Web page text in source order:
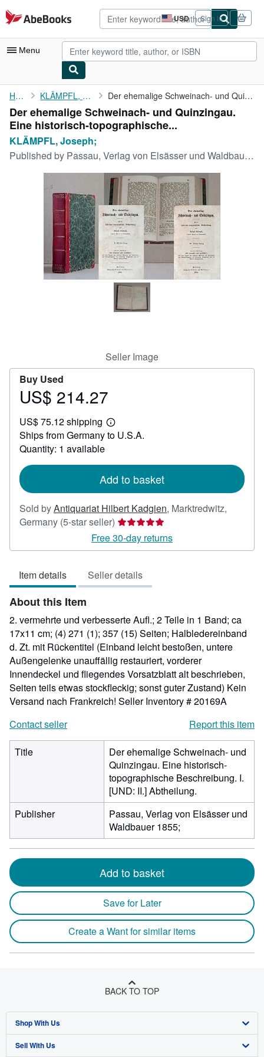
Skip to main content
AbeBooks.com USD
Site
shopping
preferences
Sign in
Menu
My Account
My Purchases
Advanced Search
Browse Collections
Art & Collectibles
Start Selling
CLOSE
Home KLÄMPFL, Joseph; Der ehemalige Schweinach- und Quinzingau. Eine ...
Der ehemalige Schweinach- und Quinzingau.
Eine historisch-topographische...
KLÄMPFL, Joseph;
Published by Passau, Verlag von Elsässer und Waldbauer 1855;
Seller Image
Buy Used
Price
214.27
US$ 214.27
US$ 75.12 shipping
Learn
more
Ships from Germany to U.S.A.
Quantity: 1 available
Add to basket
Sold byAntiquariat Hilbert Kadgien, Marktredwitz,
Germany (5-star seller) Seller
rating
5
of
5
Free 30-day returns
Item details Seller details
About this Item
2. vermehrte und verbesserte Aufl.; 2 Teile in 1 Band; ca
17x11 cm; (4) 271 (1); 357 (15) Seiten; Halbledereinband
d. Zt. mit Rückentitel (Einband leicht bestoßen, untere
Außengelenke unauffällig restauriert, vorderer
Innendeckel und fliegendes Vorsatzblatt alt beschrieben,
Seiten teils etwas stockfleckig; sonst guter Zustand) Kein
Versand nach Frankreich! Seller Inventory # 20169A
Contact seller
Report this item
Title
Der ehemalige Schweinach- und
Quinzingau. Eine historisch-
topographische Beschreibung. I.
[UND: II.] Abtheilung.
Publisher
Passau, Verlag von Elsässer und
Waldbauer 1855;
Add to basket
Save for Later
Create a Want for similar items
BACK TO TOP
Shop With Us
Advanced Search
Sell With Us